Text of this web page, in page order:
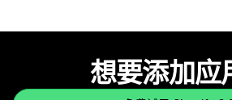
想要添加应